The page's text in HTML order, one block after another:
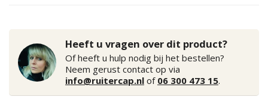
Heeft u vragen over dit product?
Of heeft u hulp nodig bij het bestellen?
Neem gerust contact op via
info@ruitercap.nl of 06 300 473 15.